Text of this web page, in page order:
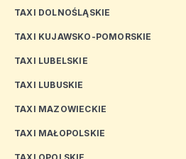
TAXI DOLNOŚLĄSKIE
TAXI KUJAWSKO-POMORSKIE
TAXI LUBELSKIE
TAXI LUBUSKIE
TAXI MAZOWIECKIE
TAXI MAŁOPOLSKIE